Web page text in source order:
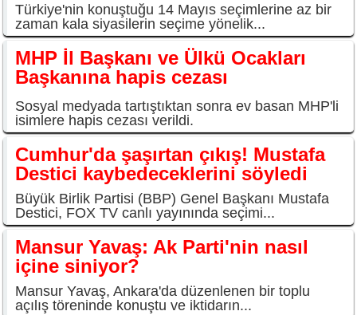
Türkiye'nin konuştuğu 14 Mayıs seçimlerine az bir
zaman kala siyasilerin seçime yönelik...
MHP İl Başkanı ve Ülkü Ocakları
Başkanına hapis cezası
Sosyal medyada tartıştıktan sonra ev basan MHP'li
isimlere hapis cezası verildi.
Cumhur'da şaşırtan çıkış! Mustafa
Destici kaybedeceklerini söyledi
Büyük Birlik Partisi (BBP) Genel Başkanı Mustafa
Destici, FOX TV canlı yayınında seçimi...
Mansur Yavaş: Ak Parti'nin nasıl
içine siniyor?
Mansur Yavaş, Ankara'da düzenlenen bir toplu
açılış töreninde konuştu ve iktidarın...